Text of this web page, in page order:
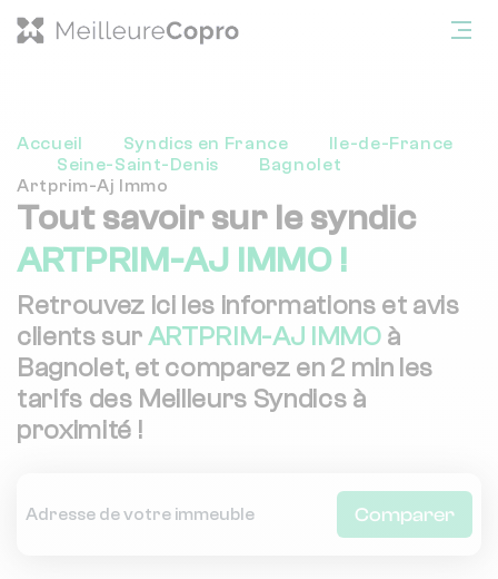
Accueil Syndics en France
Ile-de-France
Seine-Saint-Denis
Bagnolet
Artprim-Aj Immo
Tout savoir sur le syndic
ARTPRIM-AJ IMMO !
Retrouvez ici les informations et avis
clients surARTPRIM-AJ IMMO à
Bagnolet, et comparez en 2 min les
tarifs des Meilleurs Syndics à
proximité !
Comparer